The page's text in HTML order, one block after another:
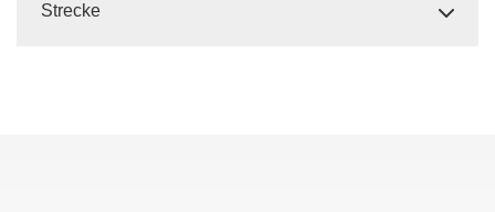
Strecke